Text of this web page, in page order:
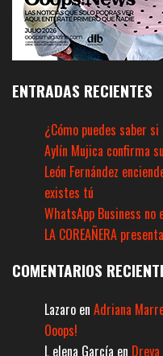
ENTRADAS RECIENTES
¿Cómo puedes saber
Aylín Mujica confirma
León Fernández
existes tú
WhatsApp Business no
LA COREAÑERA
COMENTARIOS
Lazaro en Adriana
Ooops!
L elena García en